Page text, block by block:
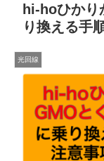
hi-hoひかり
り換える手
光回線